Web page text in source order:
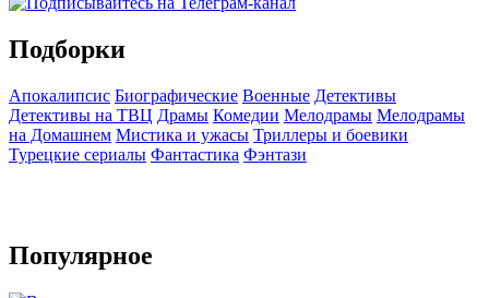
Подборки
Апокалипсис Биографические Военные Детективы
Детективы на ТВЦ Драмы Комедии Мелодрамы Мелодрамы
на Домашнем Мистика и ужасы Триллеры и боевики
Турецкие сериалы Фантастика Фэнтази
Популярное